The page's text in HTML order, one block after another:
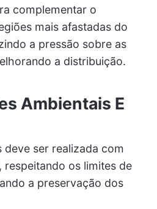
complementar o
mais afastadas do
a pressão sobre as
a distribuição.
Ambientais E
ser realizada com
respeitando os limites de
a preservação dos